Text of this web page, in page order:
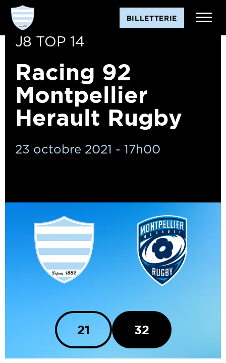
BILLETTERIE
J8 TOP 14
Racing 92
Montpellier
Herault Rugby
23 octobre 2021 - 17h00
21 32